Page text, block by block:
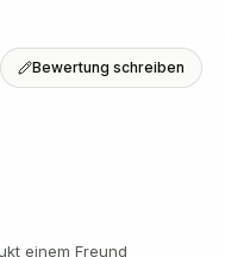
Bewertung schreiben
einem Freund